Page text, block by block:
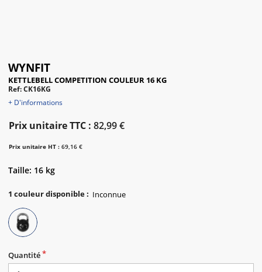
WYNFIT
KETTLEBELL COMPETITION COULEUR 16 KG
Ref: CK16KG
+ D'informations
Prix unitaire TTC : 82,99 €
Prix unitaire HT : 69,16 €
Taille: 16 kg
1 couleur disponible:
Quantité